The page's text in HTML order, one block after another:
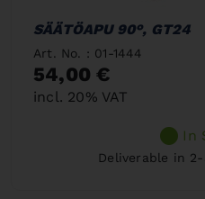
SÄÄTÖAPU 90°, GT24
Art. No. : 01-1444
54,00 €
incl. 20% VAT
In
Deliverable in